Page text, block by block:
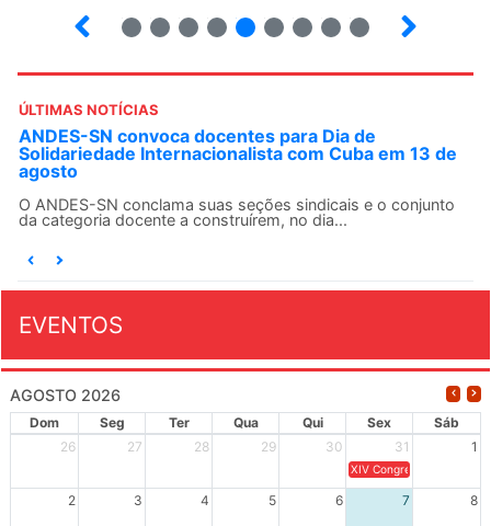
ÚLTIMAS NOTÍCIAS
ANDES-SN convoca docentes para Dia de
Solidariedade Internacionalista com Cuba em 13 de
agosto
O ANDES-SN conclama suas seções sindicais e o conjunto
da categoria docente a construírem, no dia...
EVENTOS
AGOSTO 2026
Dom Seg Ter Qua Qui Sex
Sáb
26
27 28 29 30 31 1
XIV Congresso Brasileiro
2 3 4 5 6 7 8